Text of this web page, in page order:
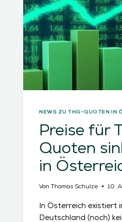
NEWS ZU THG-QUOTEN IN
Preise für
Quoten
in
Von Thomas Schulze 10.
In Österreich existiert
Deutschland (noch)